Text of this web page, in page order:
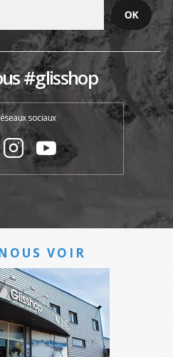
#glisshop
sociaux
VOIR